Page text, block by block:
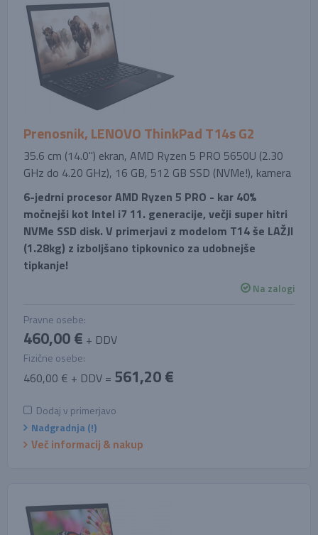
Prenosnik, LENOVO ThinkPad T14s G2
35.6 cm (14.0'') ekran, AMD Ryzen 5 PRO 5650U (2.30
GHz do 4.20 GHz), 16 GB, 512 GB SSD (NVMe!), kamera
6-jedrni procesor AMD Ryzen 5 PRO - kar 40%
močnejši kot Intel i7 11. generacije, večji super hitri
NVMe SSD disk. V primerjavi z modelom T14 še LAŽJI
(1.28kg) z izboljšano tipkovnico za udobnejše
tipkanje!
Na zalogi
Pravne osebe:
460,00 € + DDV
Fizične osebe:
460,00 € + DDV = 561,20 €
Dodaj v primerjavo
Nadgradnja (!)
Več informacij & nakup